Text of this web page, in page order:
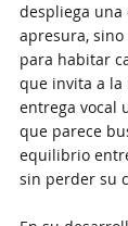
despliega una
apresura,
para habitar
que invita a la
entrega vocal
que parece
equilibrio
sin perder su